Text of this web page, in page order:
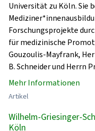
Universität zu Köln. Sie
Forschungsprojekte
für medizinische
Gouzoulis-Mayfrank,
B. Schneider und Herrn
Mehr Informationen
Artikel
Wilhelm-Griesinger-
Köln